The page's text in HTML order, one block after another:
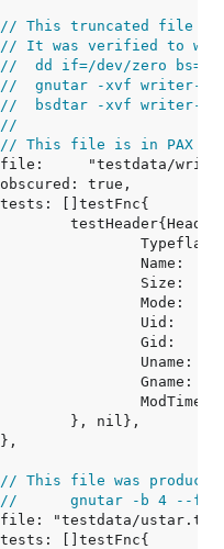
// This truncated file
// It was verified to work
//  dd if=/dev/zero
//  gnutar -xvf writer-
//  bsdtar -xvf writer-
//
// This file is in PAX
// This file was produced
//	gnutar -b 4 --